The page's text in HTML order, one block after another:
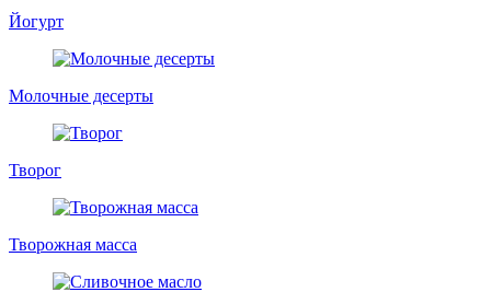
Йогурт
Молочные десерты
Творог
Творожная масса